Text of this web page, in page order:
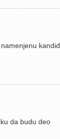
da budu deo